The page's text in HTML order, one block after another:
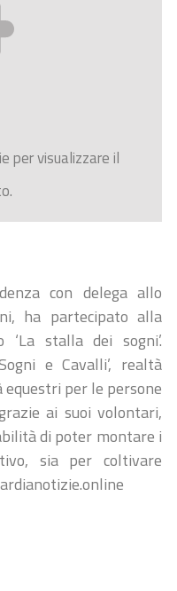
per visualizzare il
con delega allo
ha partecipato alla
stalla dei sogni’.
e Cavalli’, realtà
per le persone
ai suoi volontari,
di poter montare i
sia per coltivare